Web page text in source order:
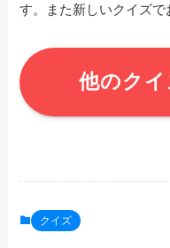
す。また新しいクイズで
他のクイ
クイズ